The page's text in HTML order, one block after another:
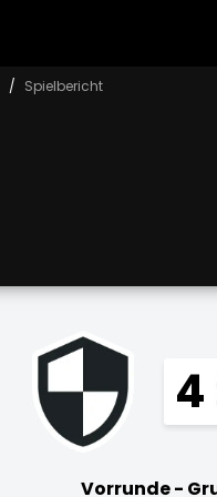
Spielbericht
4
Vorrunde -